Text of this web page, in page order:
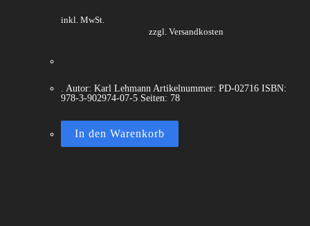
inkl. MwSt.
zzgl. Versandkosten
. Autor: Karl Lehmann Artikelnummer: PD-02716 ISBN:
978-3-902974-07-5 Seiten: 78
In den Warenkorb